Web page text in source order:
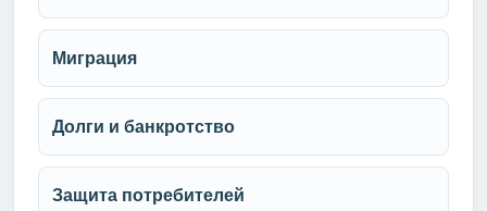
Миграция
Долги и банкротство
Защита потребителей